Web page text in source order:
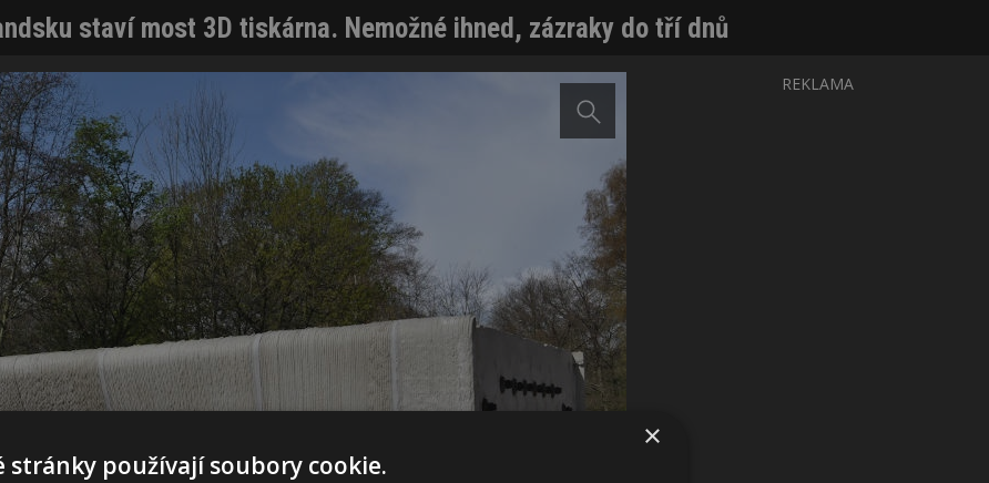
staví most 3D tiskárna. Nemožné ihned, zázraky do tří dnů
REKLAMA
×
stránky používají soubory cookie.